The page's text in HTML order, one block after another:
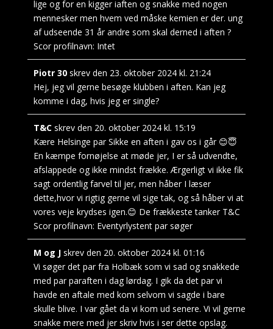
lige og for en kigger iaften og snakke med nogen
mennesker men hvem ved måske kemien er der. ung
af udseende 31 år andre som skal derned i aften ?
Scor profilnavn: Intet
Piotr 30 skrev den 23. oktober 2024 kl. 21:24
Hej, jeg vil gerne besøge klubben i aften. Kan jeg
komme i dag, hvis jeg er single?
T&C skrev den 20. oktober 2024 kl. 15:19
Kære Helsinge par Sikke en aften i gav os i går 😊😇
En kæmpe fornøjelse at møde jer, I er så udvendte,
afslappede og ikke mindst frække. Ærgerligt vi ikke fik
sagt ordentlig farvel til jer, men håber I læser
dette,hvor vi rigtig gerne vil sige tak, og så håber vi at
vores veje krydses igen.😊 De frækkeste tanker T&C
Scor profilnavn: Eventyrlystent par søger
M og J skrev den 20. oktober 2024 kl. 01:16
Vi søger det par fra Holbæk som vi sad og snakkede
med par paraften i dag lørdag. I gik da det par vi
havde en aftale med kom selvom vi sagde i bare
skulle blive. I var gået da vi kom ud senere. Vi vil gerne
snakke mere med jer skriv hvis i ser dette opslag.